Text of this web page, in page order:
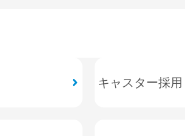
キャスター採用